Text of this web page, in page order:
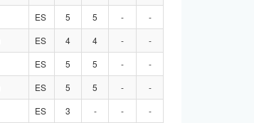
ES 5 5 -
-
ES 4 4 -
-
ES 5 5 -
-
ES 5 5 -
-
ES 3 - -
-